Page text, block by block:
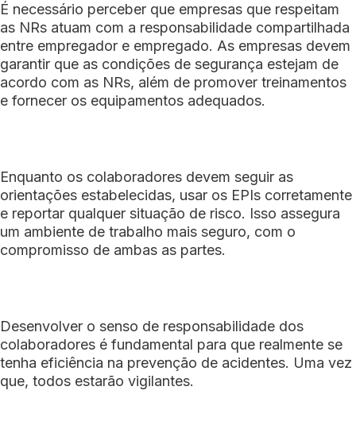
É necessário perceber que empresas que respeitam
as NRs atuam com a responsabilidade compartilhada
entre empregador e empregado. As empresas devem
garantir que as condições de segurança estejam de
acordo com as NRs, além de promover treinamentos
e fornecer os equipamentos adequados.
Enquanto os colaboradores devem seguir as
orientações estabelecidas, usar os EPIs corretamente
e reportar qualquer situação de risco. Isso assegura
um ambiente de trabalho mais seguro, com o
compromisso de ambas as partes.
Desenvolver o senso de responsabilidade dos
colaboradores é fundamental para que realmente se
tenha eficiência na prevenção de acidentes. Uma vez
que, todos estarão vigilantes.